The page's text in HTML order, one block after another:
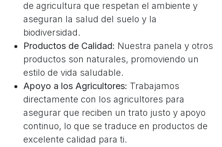
de agricultura que respetan el ambiente y
aseguran la salud del suelo y la
biodiversidad.
Productos de Calidad: Nuestra panela y otros
productos son naturales, promoviendo un
estilo de vida saludable.
Apoyo a los Agricultores: Trabajamos
directamente con los agricultores para
asegurar que reciben un trato justo y apoyo
continuo, lo que se traduce en productos de
excelente calidad para ti.